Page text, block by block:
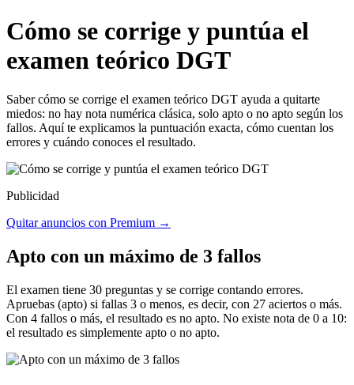
Cómo se corrige y puntúa el
examen teórico DGT
Saber cómo se corrige el examen teórico DGT ayuda a quitarte
miedos: no hay nota numérica clásica, solo apto o no apto según los
fallos. Aquí te explicamos la puntuación exacta, cómo cuentan los
errores y cuándo conoces el resultado.
Publicidad
Quitar anuncios con Premium →
Apto con un máximo de 3 fallos
El examen tiene 30 preguntas y se corrige contando errores.
Apruebas (apto) si fallas 3 o menos, es decir, con 27 aciertos o más.
Con 4 fallos o más, el resultado es no apto. No existe nota de 0 a 10:
el resultado es simplemente apto o no apto.